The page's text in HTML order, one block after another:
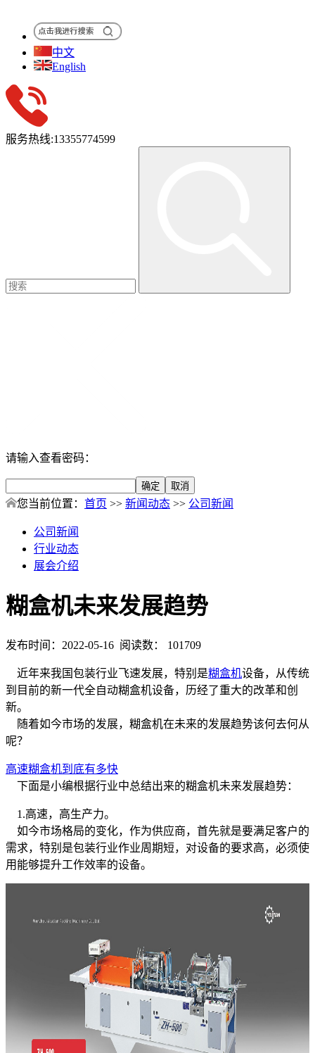
中文
English
服务热线:13355774599
请输入查看密码：
您当前位置： 首页 >> 新闻动态 >> 公司新闻
公司新闻
行业动态
展会介绍
糊盒机未来发展趋势
发布时间：2022-05-16 阅读数： 101709
近年来我国包装行业飞速发展，特别是糊盒机设备，从传统
到目前的新一代全自动糊盒机设备，历经了重大的改革和创
新。
随着如今市场的发展，糊盒机在未来的发展趋势该何去何从
呢？
高速糊盒机到底有多快
下面是小编根据行业中总结出来的糊盒机未来发展趋势：
1.高速，高生产力。
如今市场格局的变化，作为供应商，首先就是要满足客户的
需求，特别是包装行业作业周期短，对设备的要求高，必须使
用能够提升工作效率的设备。